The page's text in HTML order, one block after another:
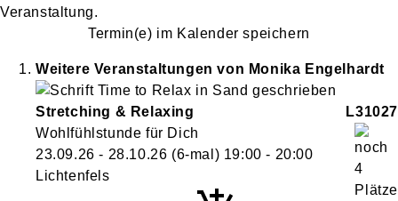
Veranstaltung.
Termin(e) im Kalender speichern
Weitere Veranstaltungen von Monika Engelhardt
Stretching & Relaxing
L31027
Wohlfühlstunde für Dich
23.09.26 - 28.10.26 (6-mal) 19:00 - 20:00
Lichtenfels